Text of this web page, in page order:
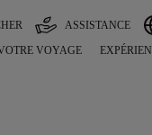
ASSISTANCE
VOYAGE